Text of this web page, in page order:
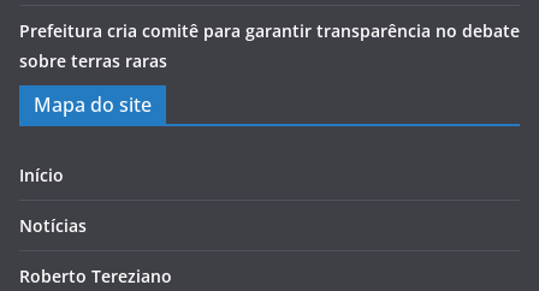
Prefeitura cria comitê para garantir transparência no debate
sobre terras raras
Mapa do site
Início
Notícias
Roberto Tereziano